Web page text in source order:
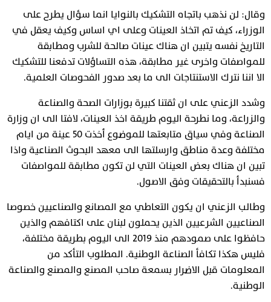
وقال: لن نذهب باتجاه التشكيك بالنوايا انما سؤال يطرح على
الوزراء، كيف تم اتخاذ العينات وعلى اي اساس وكيف يعقل في
التاريخ نفسه يتبين ان هناك عينات صالحة للشرب ومطابقة
للمواصفات واخرى غير مطابقة، هذه التساؤلات تدفعنا للتشكيك
الا اننا نترك الاستنتاجات الى ما بعد صدور الفحوصات العلمية.
وشدد الزعني على ان ثقتنا كبيرة بوزارات الصحة والصناعة
والزراعة، وما نطرحة اليوم طريقة اخذ العينات، لافتا الى ان وزارة
الصناعة وفي سياق متابعتها للموضوع أخذت 50 عينة من ايام
مختلفة وعدة مناطق وارسلتها الى معهد البحوث الصناعية واذا
تبين ان هناك بعض العينات التي لن تكون مطابقة للمواصفات
فسنبدأ بالتحقيقات وفق الاصول.
وطالب الزعني ان يكون التعاطي مع المصانع والصناعيين خصوصا
الصناعيين الشرعيين الذين يحملون لبنان على اكتافهم والذين
حافظوا على صمودهم منذ 2019 الى اليوم بطريقة مختلفة،
فليس هكذا تكافأ الصناعة الوطنية. المطلوب التأكد من
المعلومات قبل الاضرار بسمعة صاحب المصنع والمصنع والصناعة
الوطنية.